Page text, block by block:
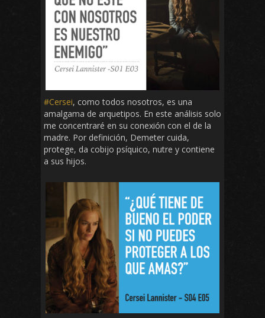
#Cersei, como todos nosotros, es una
amalgama de arquetipos. En este análisis solo
me concentraré en su conexión con el de la
madre. Por definición, Demeter cuida,
protege, da cobijo psíquico, nutre y contiene
a sus hijos.